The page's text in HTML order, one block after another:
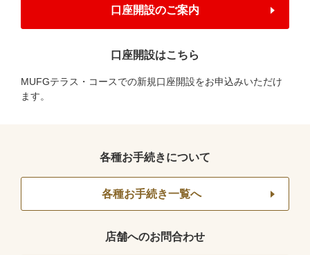
口座開設のご案内
口座開設はこちら
MUFGテラス・コースでの新規口座開設をお申込みいただけ
ます。
各種お手続きについて
各種お手続き一覧へ
店舗へのお問合わせ